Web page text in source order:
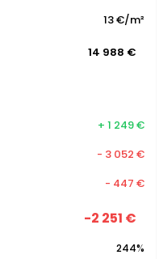
13 €/m²
14 988 €
+ 1 249 €
- 3 052 €
- 447 €
-2 251 €
244%